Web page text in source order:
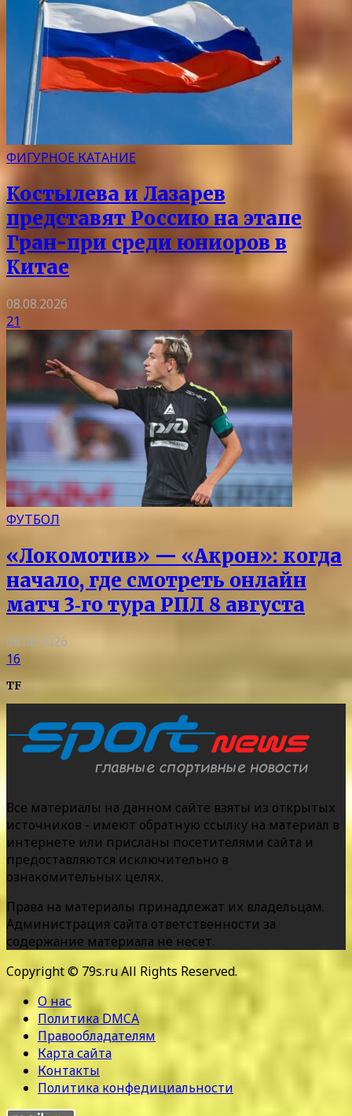
ФИГУРНОЕ КАТАНИЕ
Костылева и Лазарев
представят Россию на этапе
Гран-при среди юниоров в
Китае
08.08.2026
21
ФУТБОЛ
«Локомотив» — «Акрон»: когда
начало, где смотреть онлайн
матч 3‑го тура РПЛ 8 августа
08.08.2026
16
TF
Все материалы на данном сайте взяты из открытых
источников - имеют обратную ссылку на материал в
интернете или присланы посетителями сайта и
предоставляются исключительно в
ознакомительных целях.
Права на материалы принадлежат их владельцам.
Администрация сайта ответственности за
содержание материала не несет.
Copyright © 79s.ru All Rights Reserved.
О нас
Политика DMCA
Правообладателям
Карта сайта
Контакты
Политика конфедициальности